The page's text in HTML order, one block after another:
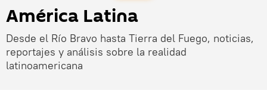
América Latina
Desde el Río Bravo hasta Tierra del Fuego, noticias,
reportajes y análisis sobre la realidad
latinoamericana